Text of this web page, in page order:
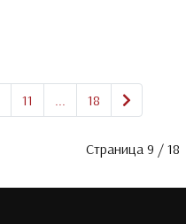
11 ... 18 На
Страница 9 / 18